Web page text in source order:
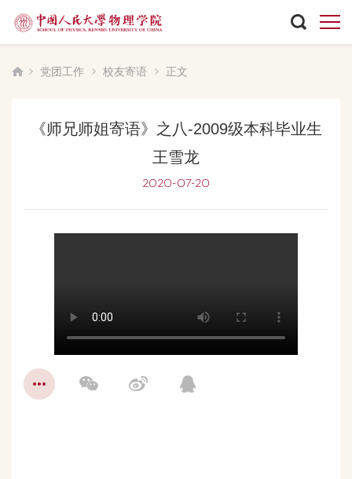
党团工作 校友寄语 正文
《师兄师姐寄语》之八-2009级本科毕业生
王雪龙
2020-07-20